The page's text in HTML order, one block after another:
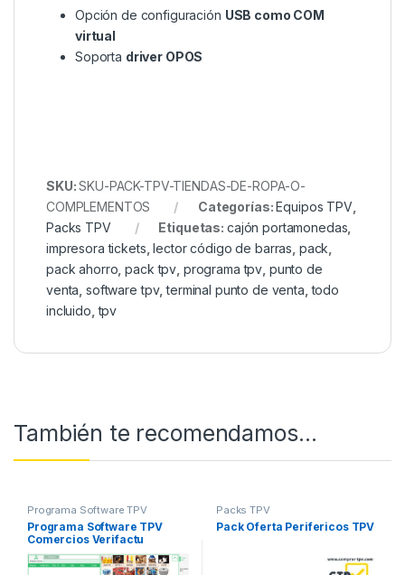
Opción de configuración USB como COM
virtual
Soporta driver OPOS
SKU:SKU-PACK-TPV-TIENDAS-DE-ROPA-O-
COMPLEMENTOS
Categorías:Equipos TPV,
Packs TPV
Etiquetas: cajón portamonedas
impresora tickets ,lector código de barras pack
pack ahorro ,pack tpv programa tpv punto de
venta ,software tpv,terminal punto de venta ,todo
incluido ,tpv
También te recomendamos…
Programa Software TPV
Programa Software TPV
Comercios Verifactu
Packs TPV
Pack Oferta Perifericos TPV